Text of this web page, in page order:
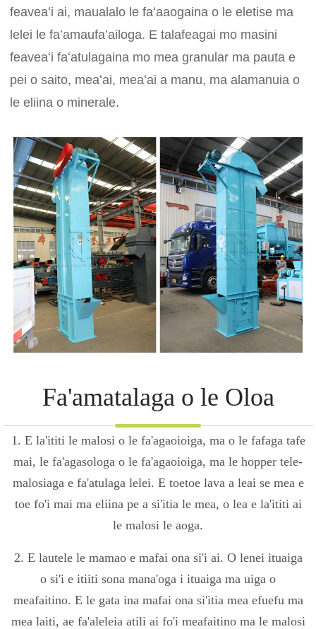
feaveaʻi ai, maualalo le faʻaaogaina o le eletise ma
lelei le faʻamaufaʻailoga. E talafeagai mo masini
feaveaʻi faʻatulagaina mo mea granular ma pauta e
pei o saito, meaʻai, meaʻai a manu, ma alamanuia o
le eliina o minerale.
Fa'amatalaga o le Oloa
1. E la'ititi le malosi o le fa'agaoioiga, ma o le fafaga tafe
mai, le fa'agasologa o le fa'agaoioiga, ma le hopper tele-
malosiaga e fa'atulaga lelei. E toetoe lava a leai se mea e
toe fo'i mai ma eliina pe a si'itia le mea, o lea e la'ititi ai
le malosi le aoga.
2. E lautele le mamao e mafai ona si'i ai. O lenei ituaiga
o si'i e itiiti sona mana'oga i ituaiga ma uiga o
meafaitino. E le gata ina mafai ona si'itia mea efuefu ma
mea laiti, ae fa'aleleia atili ai fo'i meafaitino ma le malosi